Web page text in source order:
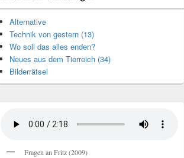
Alternative
Technik von gestern (13)
Wo soll das alles enden?
Neues aus dem Tierreich (34)
Bilderrätsel
Fragen an Fritz (2009)